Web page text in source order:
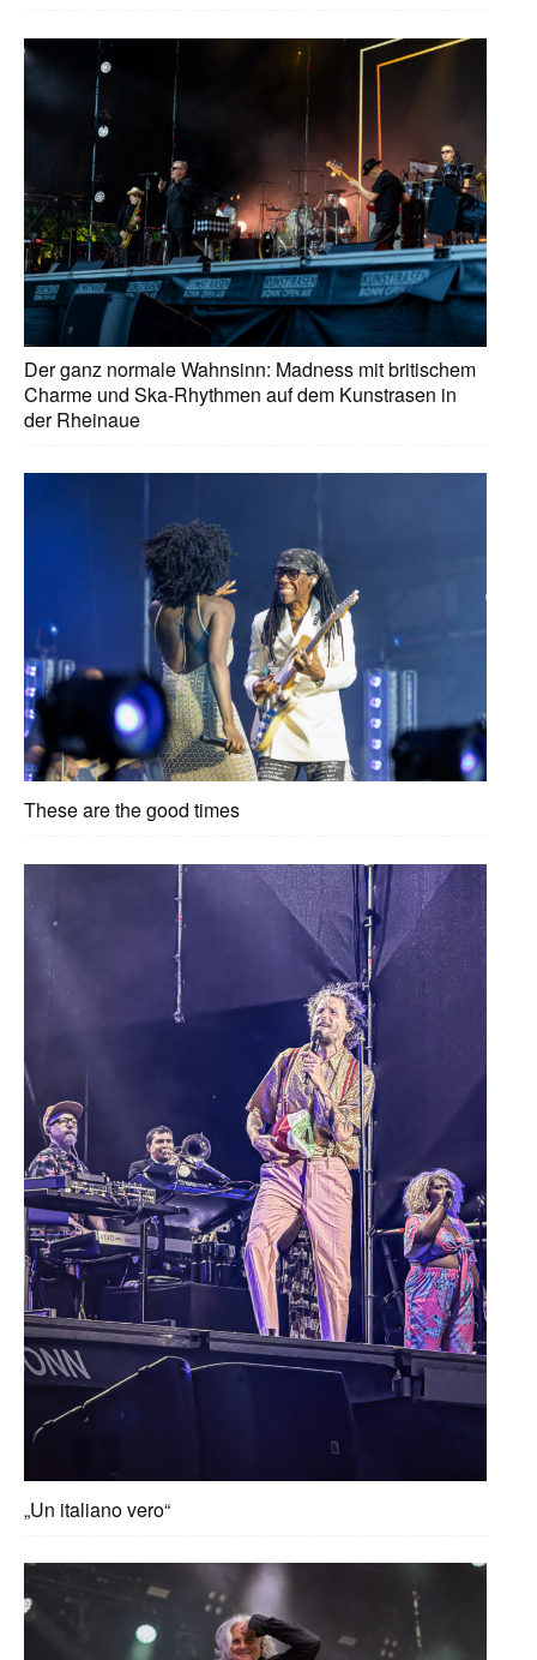
Der ganz normale Wahnsinn: Madness mit britischem
Charme und Ska-Rhythmen auf dem Kunstrasen in
der Rheinaue
These are the good times
„Un italiano vero“